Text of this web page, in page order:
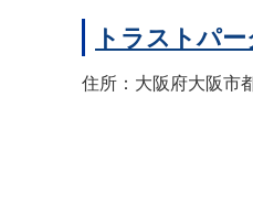
トラストパ
住所：大阪府大阪市